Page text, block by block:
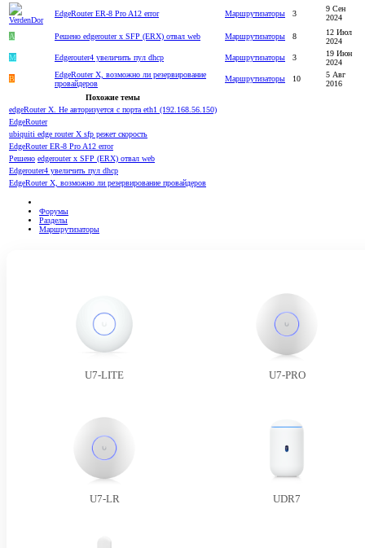
EdgeRouter ER-8 Pro A12 error Маршрутизаторы 3
9 Сен
2024
A Решено edgerouter x SFP (ERX) отвал web Маршрутизаторы 8
12 Июл
2024
M
Edgerouter4 увеличить пул dhcp Маршрутизаторы 3
19 Июн
2024
B
EdgeRouter X, возможно ли резервирование
провайдеров
Маршрутизаторы 10
5 Авг
2016
Похожие темы
edgeRouter X. Не авторизуется с порта eth1 (192.168.56.150)
EdgeRouter
ubiquiti edge router X sfp режет скорость
EdgeRouter ER-8 Pro A12 error
Решено edgerouter x SFP (ERX) отвал web
Edgerouter4 увеличить пул dhcp
EdgeRouter X, возможно ли резервирование провайдеров
Форумы
Разделы
Маршрутизаторы
U7-LITE U7-PRO
U7-LR UDR7